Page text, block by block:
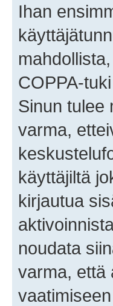
Ihan
COPPA-
Sinun tulee
varma,
käyttäjiltä
kirjautua
noudata
varma, että